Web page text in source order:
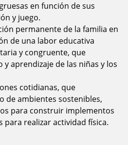
en función de sus
y juego.
permanente de la familia en
de una labor educativa
y congruente, que
y aprendizaje de las niñas y los
cotidianas, que
de ambientes sostenibles,
para construir implementos
para realizar actividad física.